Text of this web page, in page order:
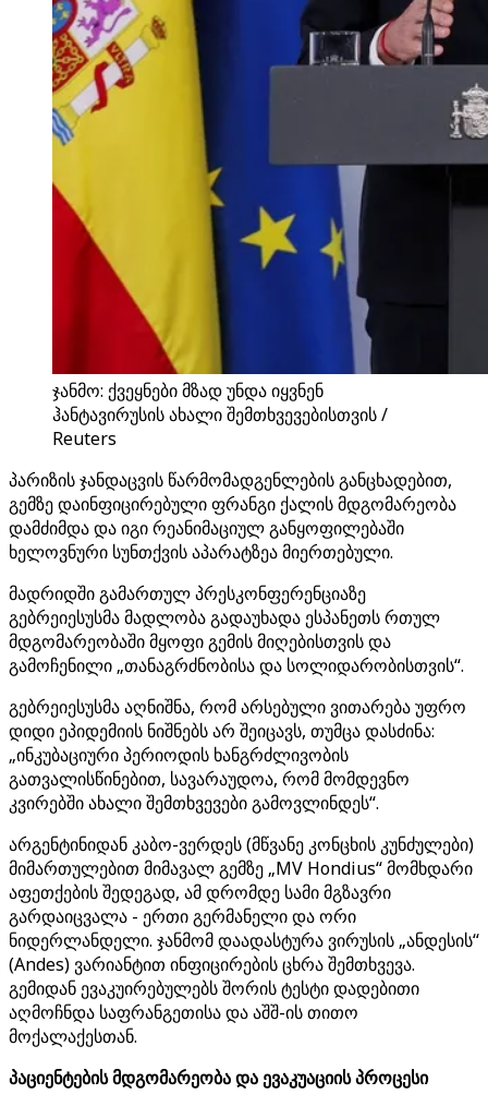
ჯანმო: ქვეყნები მზად უნდა იყვნენ
ჰანტავირუსის ახალი შემთხვევებისთვის /
Reuters
პარიზის ჯანდაცვის წარმომადგენლების განცხადებით,
გემზე დაინფიცირებული ფრანგი ქალის მდგომარეობა
დამძიმდა და იგი რეანიმაციულ განყოფილებაში
ხელოვნური სუნთქვის აპარატზეა მიერთებული.
მადრიდში გამართულ პრესკონფერენციაზე
გებრეიესუსმა მადლობა გადაუხადა ესპანეთს რთულ
მდგომარეობაში მყოფი გემის მიღებისთვის და
გამოჩენილი „თანაგრძნობისა და სოლიდარობისთვის“.
გებრეიესუსმა აღნიშნა, რომ არსებული ვითარება უფრო
დიდი ეპიდემიის ნიშნებს არ შეიცავს, თუმცა დასძინა:
„ინკუბაციური პერიოდის ხანგრძლივობის
გათვალისწინებით, სავარაუდოა, რომ მომდევნო
კვირებში ახალი შემთხვევები გამოვლინდეს“.
არგენტინიდან კაბო-ვერდეს (მწვანე კონცხის კუნძულები)
მიმართულებით მიმავალ გემზე „MV Hondius“ მომხდარი
აფეთქების შედეგად, ამ დრომდე სამი მგზავრი
გარდაიცვალა - ერთი გერმანელი და ორი
ნიდერლანდელი. ჯანმომ დაადასტურა ვირუსის „ანდესის“
(Andes) ვარიანტით ინფიცირების ცხრა შემთხვევა.
გემიდან ევაკუირებულებს შორის ტესტი დადებითი
აღმოჩნდა საფრანგეთისა და აშშ-ის თითო
მოქალაქესთან.
პაციენტების მდგომარეობა და ევაკუაციის პროცესი